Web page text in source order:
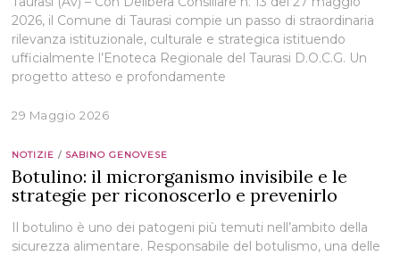
2026, il Comune di Taurasi compie un passo di straordinaria
rilevanza istituzionale, culturale e strategica istituendo
ufficialmente l’Enoteca Regionale del Taurasi D.O.C.G. Un
progetto atteso e profondamente
29 Maggio 2026
NOTIZIE / SABINO GENOVESE
Botulino: il microrganismo invisibile e le
strategie per riconoscerlo e prevenirlo
Il botulino è uno dei patogeni più temuti nell’ambito della
sicurezza alimentare. Responsabile del botulismo, una delle